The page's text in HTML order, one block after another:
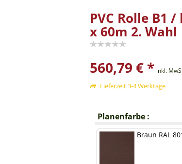
PVC Rolle B1
x 60m 2. Wahl
560,79 € * inkl.
Lieferzeit 3-4 Werktage
Planenfarbe :
Braun RAL